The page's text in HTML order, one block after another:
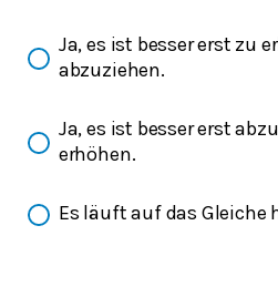
Ja, es ist besser erst zu
abzuziehen.
Ja, es ist besser erst
erhöhen.
Es läuft auf das Gleiche